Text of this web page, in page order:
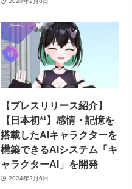
【プレスリリース紹介】
【日本初*¹】感情・記憶を
搭載したAIキャラクターを
構築できるAIシステム「キ
ャラクターAI」を開発
2024年2月6日